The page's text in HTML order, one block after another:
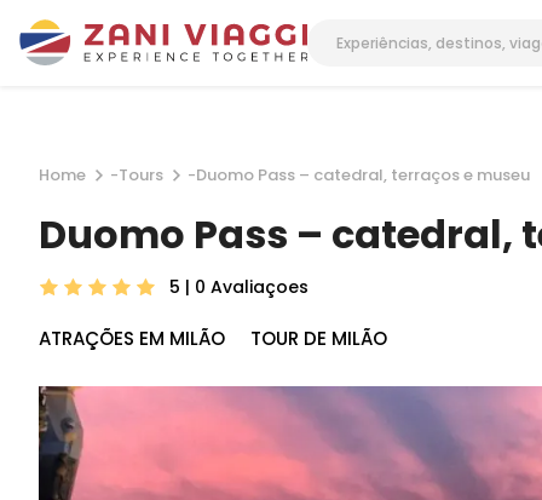
Home -Tours -Duomo Pass – catedral, terraços e museu
Duomo Pass – catedral,
5 | 0 Avaliaçoes
ATRAÇÕES EM MILÃO TOUR DE MILÃO